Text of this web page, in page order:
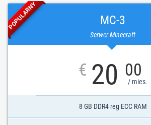
MC-3
Serwer Minecraft
POPULARNY
€ 20 00
/ mies.
8 GB DDR4 reg ECC RAM